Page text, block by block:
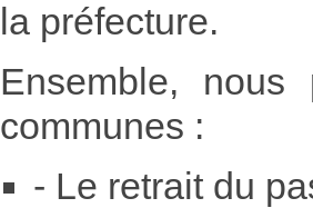
la préfecture.
Ensemble, nous
communes :
- Le retrait du